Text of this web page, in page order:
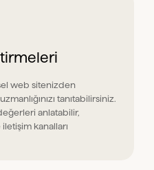
web sitenizden
tanıtabilirsiniz.
anlatabilir,
iletişim kanalları